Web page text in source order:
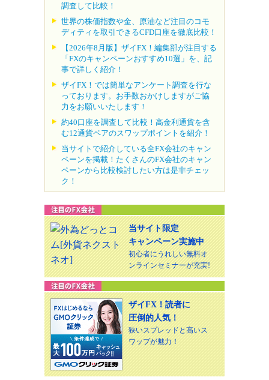
調査して比較！
世界の株価指数や金、原油など注目のコモ
ディティを取引できるCFD口座を徹底比較！
【2026年8月版】ザイFX！編集部が注目する
「FXのキャンペーンおすすめ10選」を、記
事で詳しく紹介！
ザイFX！では簡単なアンケート調査を行な
っております。お手数おかけしますがご協
力をお願いいたします！
約40口座を調査して比較！高金利通貨を含
む12通貨ペアのスワップポイントを紹介！
当サイトで紹介している全FX会社のキャン
ペーンを掲載！たくさんのFX会社のキャン
ペーンから比較検討したい方は是非チェッ
ク！
当サイト限定
キャンペーン実施中
初心者にうれしい無料オ
ンラインセミナーが充実!
ザイFX！読者に
圧倒的人気！
狭いスプレッドと高いス
ワップが魅力！